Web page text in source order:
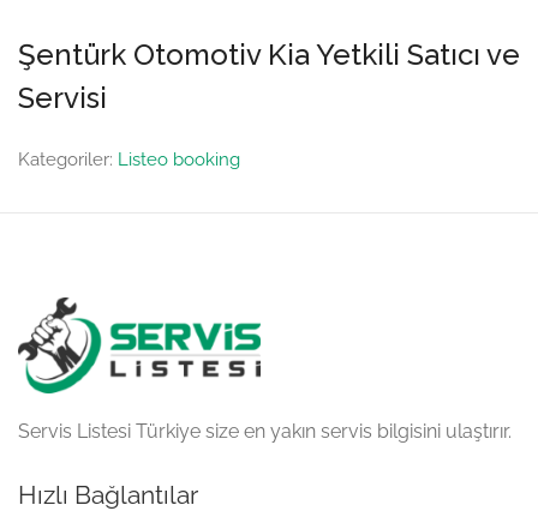
Şentürk Otomotiv Kia Yetkili Satıcı ve
Servisi
Kategoriler: Listeo booking
Servis Listesi Türkiye size en yakın servis bilgisini ulaştırır.
Hızlı Bağlantılar